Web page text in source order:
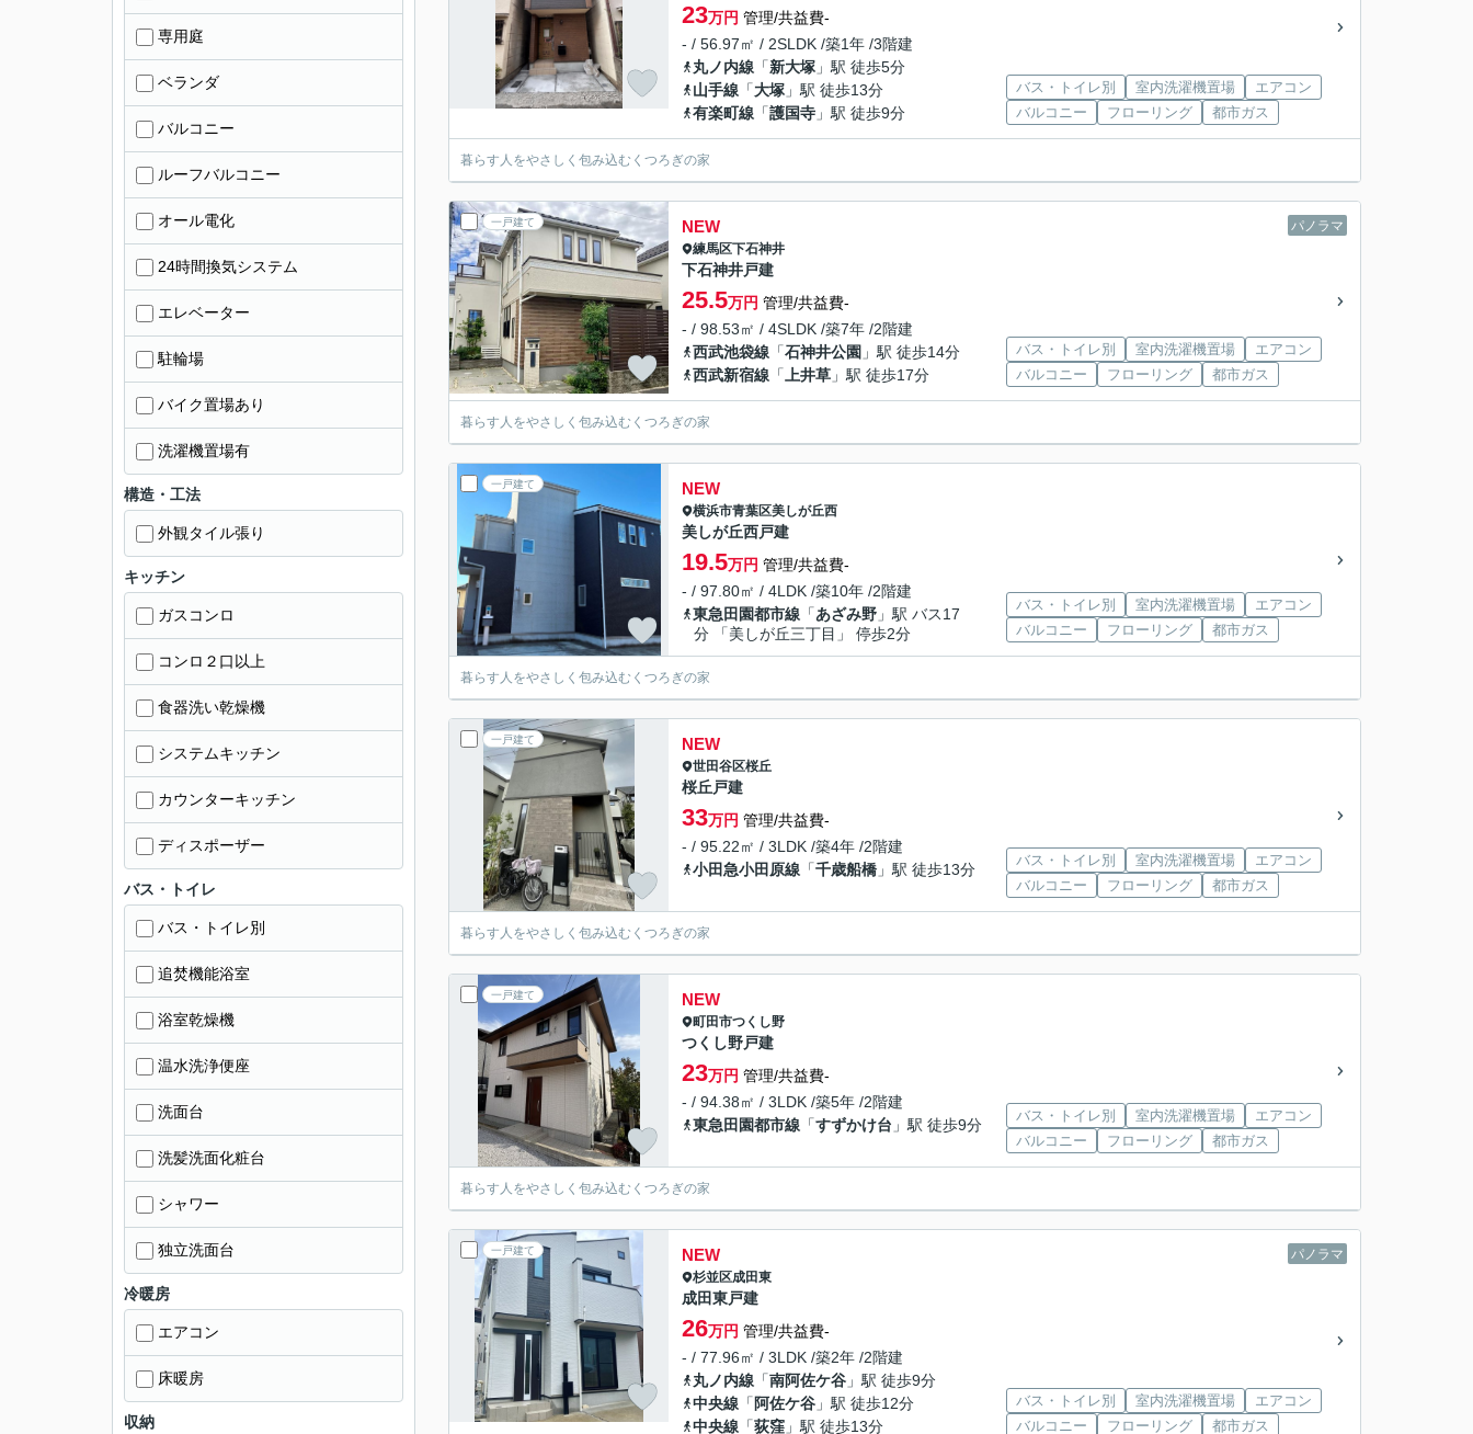
23万円 管理/共益費-
- / 56.97㎡ / 2SLDK /築1年 /3階建
丸ノ内線 「新大塚 」駅 徒歩5分
山手線 「大塚 」駅 徒歩13分
有楽町線 「護国寺 」駅 徒歩9分
バス・トイレ別 室内洗濯機置場
エアコン
バルコニー
フローリング 都市ガス
暮らす人をやさしく包み込むくつろぎの家
一戸建て パノラマ
NEW
練馬区下石神井
下石神井戸建
25.5万円 管理/共益費-
- / 98.53㎡ / 4SLDK /築7年 /2階建
西武池袋線 「石神井公園 」駅 徒歩14分
西武新宿線 「 上井草 」駅 徒歩17分
バス・トイレ別 室内洗濯機置場
エアコン
バルコニー
フローリング 都市ガス
暮らす人をやさしく包み込むくつろぎの家
一戸建て NEW
横浜市青葉区美しが丘西
美しが丘西戸建
19.5万円 管理/共益費-
- / 97.80㎡ / 4LDK /築10年 /2階建
東急田園都市線 「あざみ野 」駅 バス17
分 「美しが丘三丁目」 停歩2分
バス・トイレ別 室内洗濯機置場
エアコン
バルコニー
フローリング 都市ガス
暮らす人をやさしく包み込むくつろぎの家
一戸建て NEW
世田谷区桜丘
桜丘戸建
33万円 管理/共益費-
- / 95.22㎡ / 3LDK /築4年 /2階建
小田急小田原線 「千歳船橋 」駅 徒歩13分
バス・トイレ別 室内洗濯機置場
エアコン
バルコニー
フローリング 都市ガス
暮らす人をやさしく包み込むくつろぎの家
一戸建て NEW
町田市つくし野
つくし野戸建
23万円 管理/共益費-
- / 94.38㎡ / 3LDK /築5年 /2階建
東急田園都市線 「すずかけ台 」駅 徒歩9分
バス・トイレ別 室内洗濯機置場
エアコン
バルコニー
フローリング 都市ガス
暮らす人をやさしく包み込むくつろぎの家
一戸建て パノラマ
NEW
杉並区成田東
成田東戸建
26万円 管理/共益費-
- / 77.96㎡ / 3LDK /築2年 /2階建
丸ノ内線 「南阿佐ケ谷 」駅 徒歩9分
中央線 「 阿佐ケ谷 」駅 徒歩12分
中央線 「荻窪 」駅 徒歩13分
バス・トイレ別 室内洗濯機置場
エアコン
バルコニー
フローリング 都市ガス
専用庭
ベランダ
バルコニー
ルーフバルコニー
オール電化
24時間換気システム
エレベーター
駐輪場
バイク置場あり
洗濯機置場有
構造・工法
外観タイル張り
キッチン
ガスコンロ
コンロ２口以上
食器洗い乾燥機
システムキッチン
カウンターキッチン
ディスポーザー
バス・トイレ
バス・トイレ別
追焚機能浴室
浴室乾燥機
温水洗浄便座
洗面台
洗髪洗面化粧台
シャワー
独立洗面台
冷暖房
エアコン
床暖房
収納